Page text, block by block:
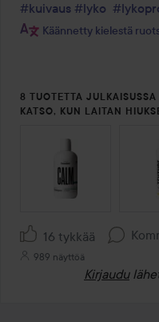
#kuivaus #lyko
Käännetty kielestä
8 TUOTETTA
KATSO, KUN LAITAN
16 tykkää
989 näyttöä
Kirjaudu